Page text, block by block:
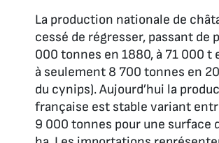
La production nationale de
cessé de régresser, passant de
000 tonnes en 1880, à 71 000 t
à seulement 8 700 tonnes en
du cynips). Aujourd’hui la
française est stable variant
9 000 tonnes pour une surface